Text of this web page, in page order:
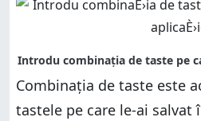
Combinația de taste este
tastele pe care le-ai salvat